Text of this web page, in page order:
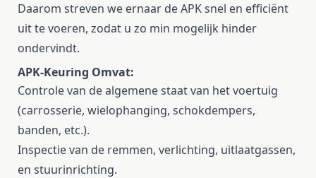
Daarom streven we ernaar de APK snel en efficiënt
uit te voeren, zodat u zo min mogelijk hinder
ondervindt.
APK-Keuring Omvat:
Controle van de algemene staat van het voertuig
(carrosserie, wielophanging, schokdempers,
banden, etc.).
Inspectie van de remmen, verlichting, uitlaatgassen,
en stuurinrichting.